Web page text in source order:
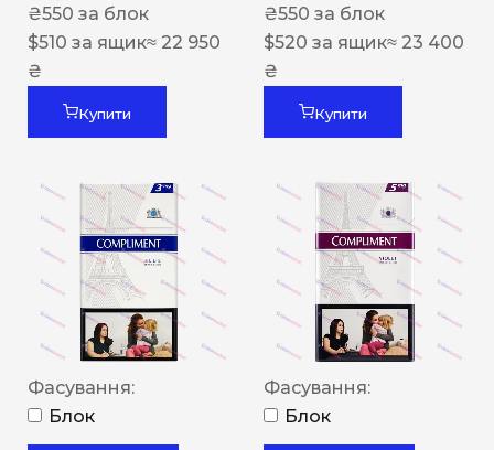
₴550 за блок
$510 за ящик≈ 22 950
₴
Купити
₴550 за блок
$520 за ящик≈ 23 400
₴
Купити
Фасування:
Блок
Фасування:
Блок